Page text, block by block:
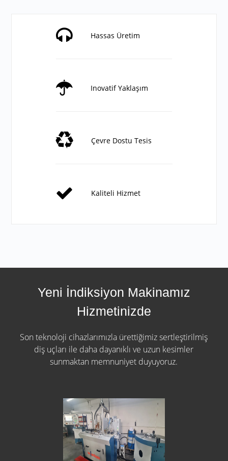
Hassas Üretim
Inovatif Yaklaşım
Çevre Dostu Tesis
Kaliteli Hizmet
Yeni İndiksiyon Makinamız
Hizmetinizde
Son teknoloji cihazlarımızla ürettiğimiz sertleştirilmiş
diş uçları ile daha dayanıklı ve uzun kesimler
sunmaktan memnuniyet duyuyoruz.